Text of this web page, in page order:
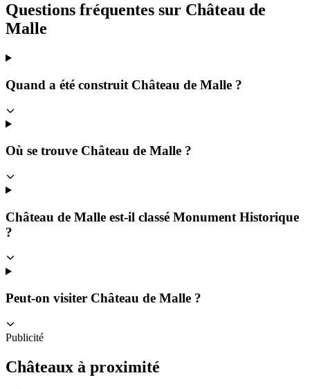
Questions fréquentes sur Château de
Malle
Quand a été construit Château de Malle ?
Où se trouve Château de Malle ?
Château de Malle est-il classé Monument Historique
?
Peut-on visiter Château de Malle ?
Publicité
Châteaux à proximité